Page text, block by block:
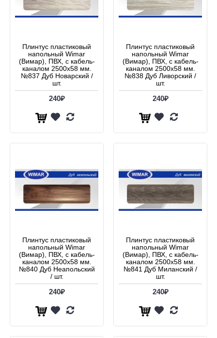
Плинтус пластиковый
напольный Wimar
(Вимар), ПВХ, с кабель-
каналом 2500х58 мм.
№837 Дуб Новарский /
шт.
240₽
Плинтус пластиковый
напольный Wimar
(Вимар), ПВХ, с кабель-
каналом 2500х58 мм.
№838 Дуб Ливорский /
шт.
240₽
Плинтус пластиковый
напольный Wimar
(Вимар), ПВХ, с кабель-
каналом 2500х58 мм.
№840 Дуб Неапольский
/ шт.
240₽
Плинтус пластиковый
напольный Wimar
(Вимар), ПВХ, с кабель-
каналом 2500х58 мм.
№841 Дуб Миланский /
шт.
240₽